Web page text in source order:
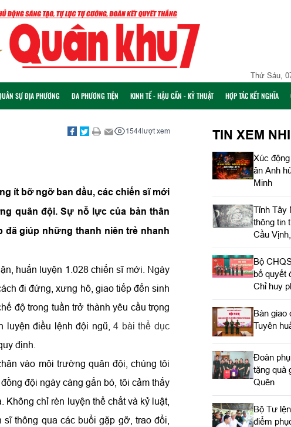
Thứ Sáu,
SỰ ĐỊA PHƯƠNG ĐA PHƯƠNG TIỆN KINH TẾ - HẬU CẦN - KỸ THUẬT HỢP TÁC KẾT NGHĨA
1544lượt xem
ít bỡ ngỡ ban đầu, các chiến sĩ mới
quân đội. Sự nỗ lực của bản thân
giúp những thanh niên trẻ nhanh
huấn luyện 1.028 chiến sĩ mới. Ngày
đi đứng, xưng hô, giao tiếp đến sinh
độ trong tuần trở thành yêu cầu trọng
luyện điều lệnh đội ngũ, 4 bài thể dục
định.
vào môi trường quân đội, chúng tôi
đội ngày càng gắn bó, tôi cảm thấy
chỉ rèn luyện thể chất và kỷ luật,
thông qua các buổi gặp gỡ, trao đổi,
TIN XEM
Xúc
ân Anh
Minh
Tỉnh Tây
thông tin
Cầu
Bộ
bố quyết
Chỉ huy
Bàn giao
Tuyên
Đoàn
tặng quà
Quên
Bộ Tư
điểm